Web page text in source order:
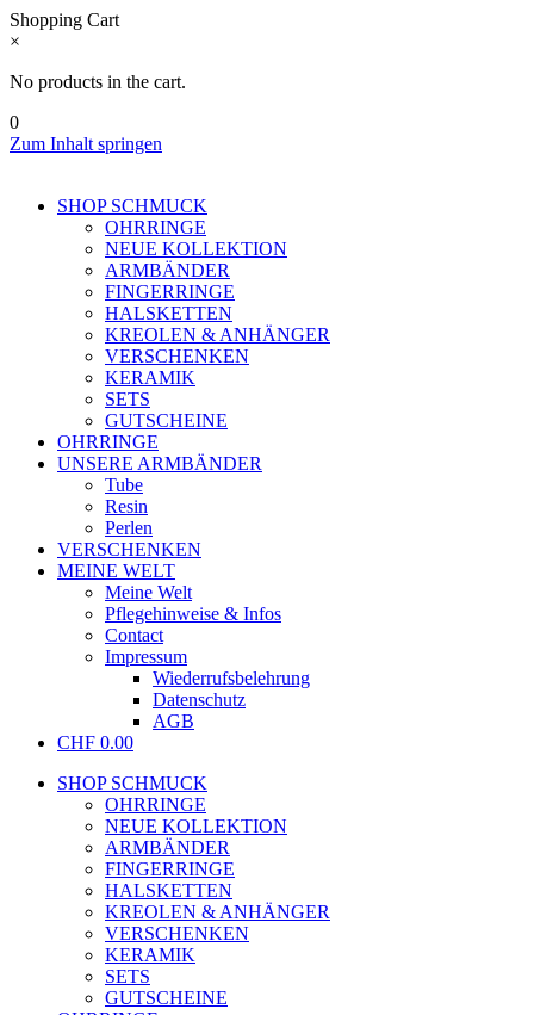
Shopping Cart
×
No products in the cart.
0
Zum Inhalt springen
SHOP SCHMUCK
OHRRINGE
NEUE KOLLEKTION
ARMBÄNDER
FINGERRINGE
HALSKETTEN
KREOLEN & ANHÄNGER
VERSCHENKEN
KERAMIK
SETS
GUTSCHEINE
OHRRINGE
UNSERE ARMBÄNDER
Tube
Resin
Perlen
VERSCHENKEN
MEINE WELT
Meine Welt
Pflegehinweise & Infos
Contact
Impressum
Wiederrufsbelehrung
Datenschutz
AGB
CHF 0.00
SHOP SCHMUCK
OHRRINGE
NEUE KOLLEKTION
ARMBÄNDER
FINGERRINGE
HALSKETTEN
KREOLEN & ANHÄNGER
VERSCHENKEN
KERAMIK
SETS
GUTSCHEINE